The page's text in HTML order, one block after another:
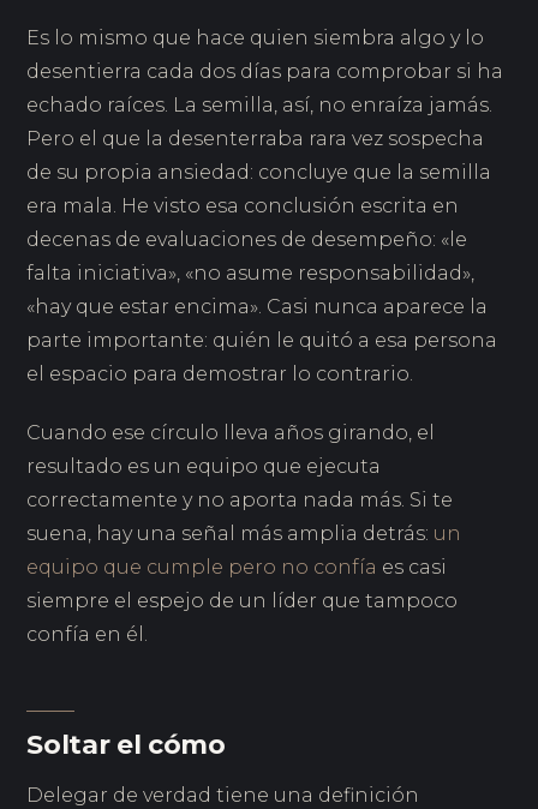
Es lo mismo que hace quien siembra algo y lo
desentierra cada dos días para comprobar si ha
echado raíces. La semilla, así, no enraíza jamás.
Pero el que la desenterraba rara vez sospecha
de su propia ansiedad: concluye que la semilla
era mala. He visto esa conclusión escrita en
decenas de evaluaciones de desempeño: «le
falta iniciativa», «no asume responsabilidad»,
«hay que estar encima». Casi nunca aparece la
parte importante: quién le quitó a esa persona
el espacio para demostrar lo contrario.
Cuando ese círculo lleva años girando, el
resultado es un equipo que ejecuta
correctamente y no aporta nada más. Si te
suena, hay una señal más amplia detrás: un
equipo que cumple pero no confía es casi
siempre el espejo de un líder que tampoco
confía en él.
Soltar el cómo
Delegar de verdad tiene una definición